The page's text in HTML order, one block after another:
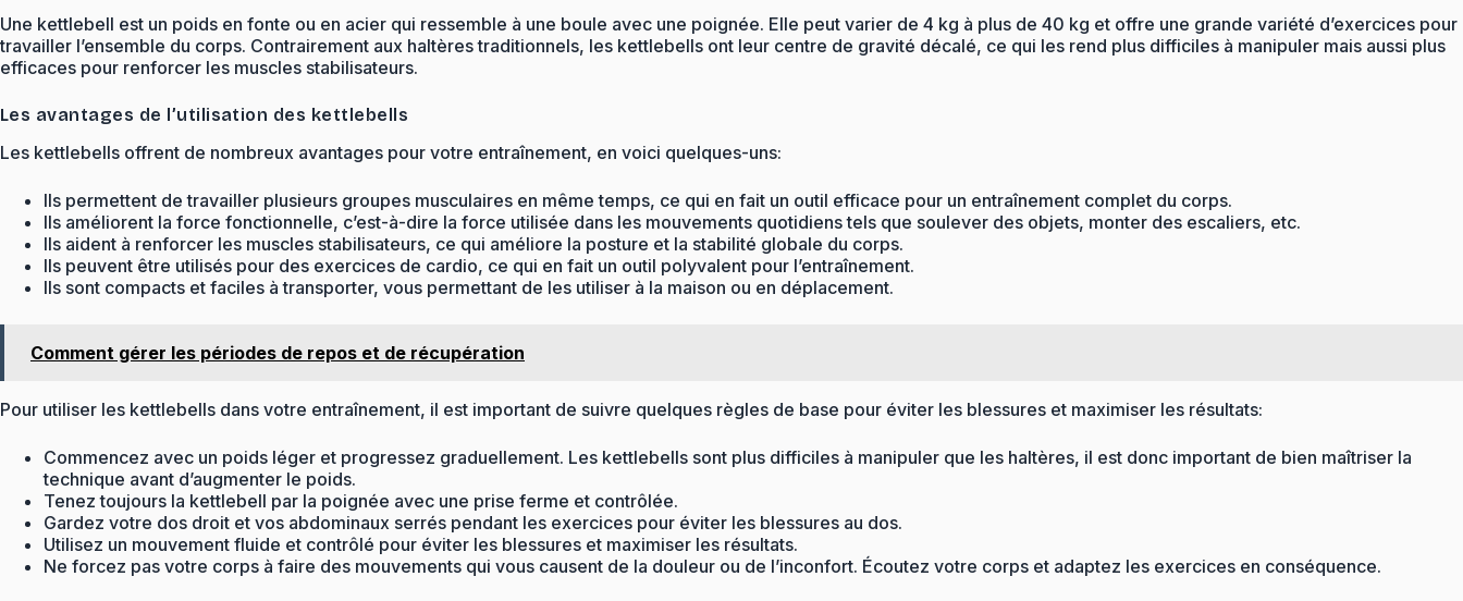
Une kettlebell est un poids en fonte ou en acier qui ressemble à une boule avec une poignée. Elle peut varier de 4 kg à plus de 40 kg et offre une grande variété d’exercices pour
travailler l’ensemble du corps. Contrairement aux haltères traditionnels, les kettlebells ont leur centre de gravité décalé, ce qui les rend plus difficiles à manipuler mais aussi plus
efficaces pour renforcer les muscles stabilisateurs.
Les avantages de l’utilisation des kettlebells
Les kettlebells offrent de nombreux avantages pour votre entraînement, en voici quelques-uns:
Ils permettent de travailler plusieurs groupes musculaires en même temps, ce qui en fait un outil efficace pour un entraînement complet du corps.
Ils améliorent la force fonctionnelle, c’est-à-dire la force utilisée dans les mouvements quotidiens tels que soulever des objets, monter des escaliers, etc.
Ils aident à renforcer les muscles stabilisateurs, ce qui améliore la posture et la stabilité globale du corps.
Ils peuvent être utilisés pour des exercices de cardio, ce qui en fait un outil polyvalent pour l’entraînement.
Ils sont compacts et faciles à transporter, vous permettant de les utiliser à la maison ou en déplacement.
Comment gérer les périodes de repos et de récupération
Pour utiliser les kettlebells dans votre entraînement, il est important de suivre quelques règles de base pour éviter les blessures et maximiser les résultats:
Commencez avec un poids léger et progressez graduellement. Les kettlebells sont plus difficiles à manipuler que les haltères, il est donc important de bien maîtriser la
technique avant d’augmenter le poids.
Tenez toujours la kettlebell par la poignée avec une prise ferme et contrôlée.
Gardez votre dos droit et vos abdominaux serrés pendant les exercices pour éviter les blessures au dos.
Utilisez un mouvement fluide et contrôlé pour éviter les blessures et maximiser les résultats.
Ne forcez pas votre corps à faire des mouvements qui vous causent de la douleur ou de l’inconfort. Écoutez votre corps et adaptez les exercices en conséquence.